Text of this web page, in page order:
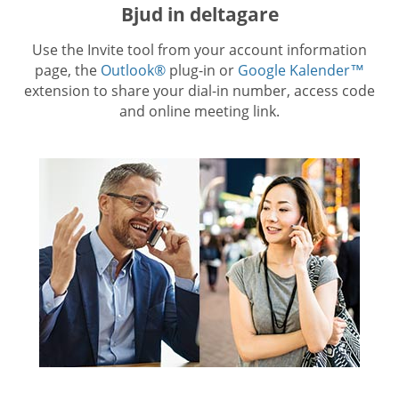
Bjud in deltagare
Use the Invite tool from your account information
page, the Outlook® plug-in or Google Kalender™
extension to share your dial-in number, access code
and online meeting link.